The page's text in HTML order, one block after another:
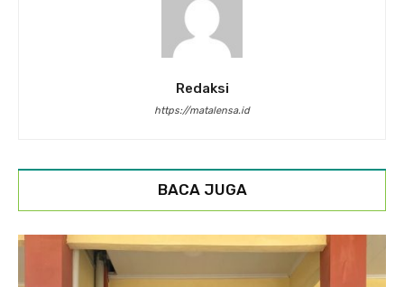
Redaksi
https://matalensa.id
BACA JUGA